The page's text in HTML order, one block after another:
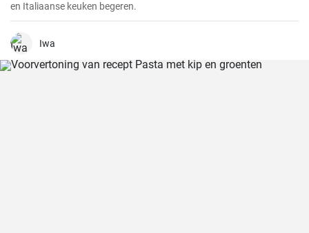
en Italiaanse keuken begeren.
Iwa